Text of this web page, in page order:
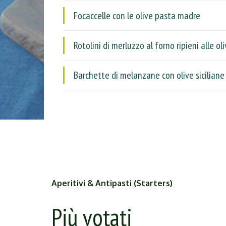
Focaccelle con le olive pasta madre
Rotolini di merluzzo al forno ripieni alle
Barchette di melanzane con olive siciliane
Aperitivi & Antipasti (Starters)
Più votati